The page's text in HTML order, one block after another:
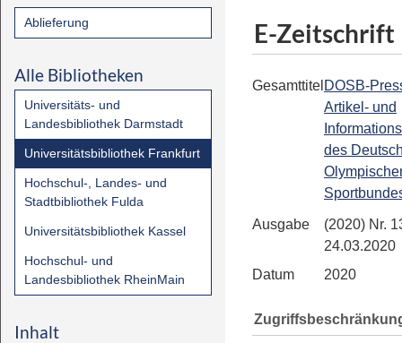
Ablieferung
Alle Bibliotheken
Universitäts- und
Landesbibliothek Darmstadt
Universitätsbibliothek Frankfurt
Hochschul-, Landes- und
Stadtbibliothek Fulda
Universitätsbibliothek Kassel
Hochschul- und
Landesbibliothek RheinMain
Inhalt
E-Zeitschrift
Gesamttitel DOSB-
Artikel- und
des
Ausgabe
(2020) Nr.
24.03.2020
Datum
2020